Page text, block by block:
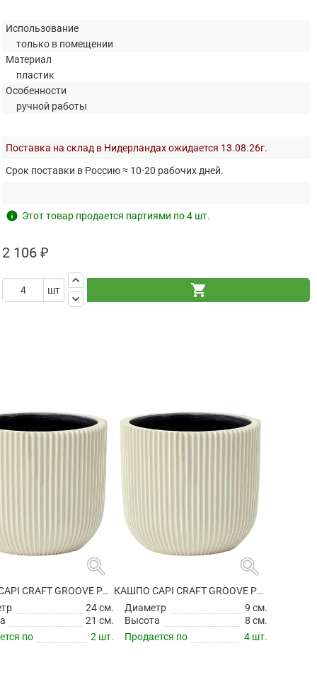
Использование
только в помещении
Материал
пластик
Особенности
ручной работы
Поставка на склад в Нидерландах ожидается 13.08.26г.
Срок поставки в Россию ≈ 10-20 рабочих дней.
info Этот товар продается партиями по 4 шт.
2 106 ₽
шт
keyboard_arrow_up
keyboard_arrow_down
shopping_cart
search
КАШПО CAPI CRAFT GROOVE PLANTER BALL BEIGE
24 см.
21 см.
по
2 шт.
search
КАШПО CAPI CRAFT GROOVE PLANTER BALL BEIGE
Диаметр
9 см.
Высота
8 см.
Продается по
4 шт.